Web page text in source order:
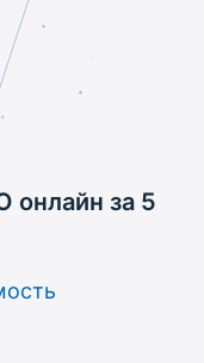
онлайн за 5